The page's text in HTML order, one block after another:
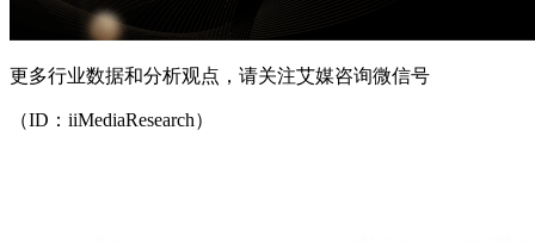
更多行业数据和分析观点，请关注艾媒咨询微信号
（ID：iiMediaResearch）